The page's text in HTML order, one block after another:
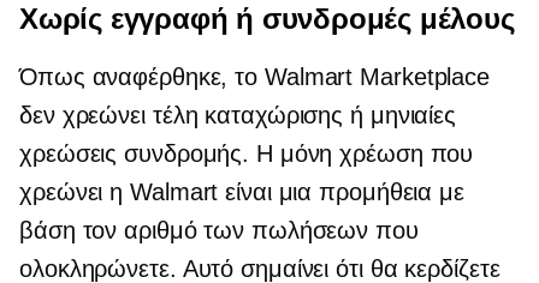
Χωρίς εγγραφή ή συνδρομές μέλους
Όπως αναφέρθηκε, το Walmart Marketplace
δεν χρεώνει τέλη καταχώρισης ή μηνιαίες
χρεώσεις συνδρομής. Η μόνη χρέωση που
χρεώνει η Walmart είναι μια προμήθεια με
βάση τον αριθμό των πωλήσεων που
ολοκληρώνετε. Αυτό σημαίνει ότι θα κερδίζετε